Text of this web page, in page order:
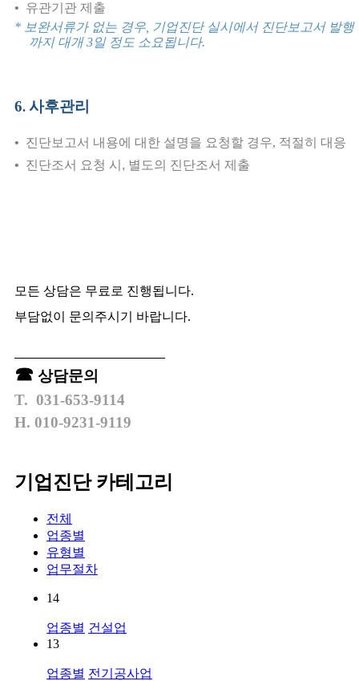
• 유관기관 제출
* 보완서류가 없는 경우, 기업진단 실시에서 진단보고서 발행
까지 대개 3일 정도 소요됩니다.
6. 사후관리
• 진단보고서 내용에 대한 설명을 요청할 경우, 적절히 대응
• 진단조서 요청 시, 별도의 진단조서 제출
모든 상담은 무료로 진행됩니다.
부담없이 문의주시기 바랍니다.
☎ 상담문의
T. 031-653-9114
H. 010-9231-9119
기업진단 카테고리
전체
업종별
유형별
업무절차
14
업종별 건설업
13
업종별 전기공사업